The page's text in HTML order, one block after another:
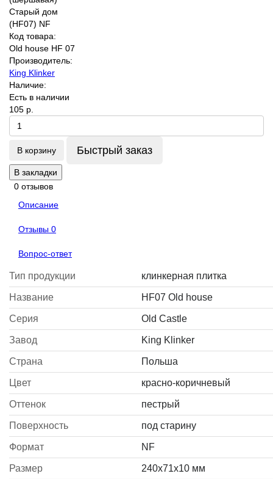
Код товара:
Old house HF 07
Производитель:
King Klinker
Наличие:
Есть в наличии
105 р.
В корзину Быстрый заказ
В закладки
0 отзывов
Описание
Отзывы 0
Вопрос-ответ
Тип продукции клинкерная плитка
Название HF07 Old house
Серия Old Castle
Завод King Klinker
Страна Польша
Цвет красно-коричневый
Оттенок пестрый
Поверхность под старину
Формат NF
Размер 240x71x10 мм